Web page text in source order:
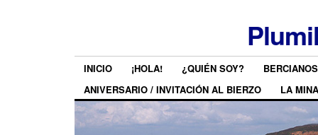
INICIO ¡HOLA! ¿QUIÉN SOY?
ANIVERSARIO / INVITACIÓN AL BIERZO
LA MINA